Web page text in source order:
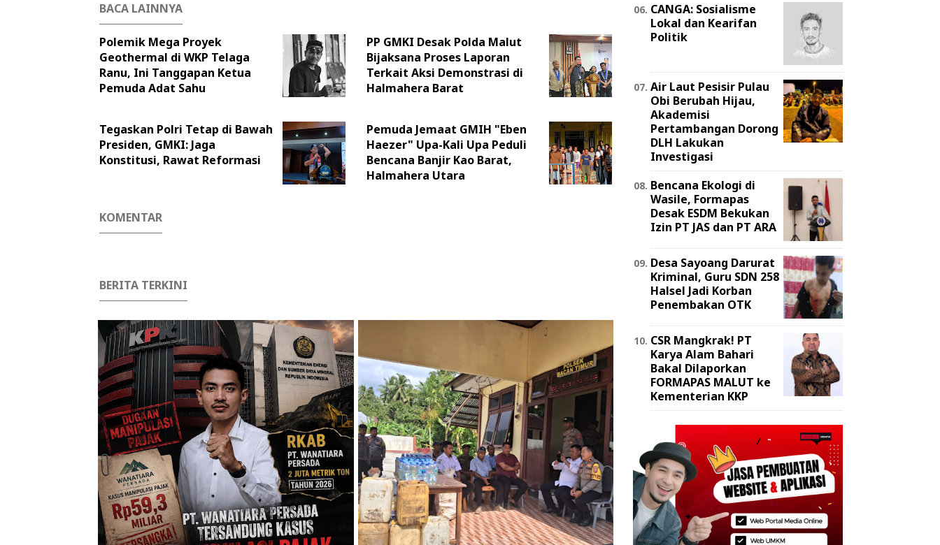
BACA LAINNYA
Polemik Mega Proyek
Geothermal di WKP Telaga
Ranu, Ini Tanggapan Ketua
Pemuda Adat Sahu
PP GMKI Desak Polda Malut
Bijaksana Proses Laporan
Terkait Aksi Demonstrasi di
Halmahera Barat
Tegaskan Polri Tetap di Bawah
Presiden, GMKI: Jaga
Konstitusi, Rawat Reformasi
Pemuda Jemaat GMIH "Eben
Haezer" Upa-Kali Upa Peduli
Bencana Banjir Kao Barat,
Halmahera Utara
KOMENTAR
BERITA TERKINI
CANGA: Sosialisme
Lokal dan Kearifan
Politik
Air Laut Pesisir Pulau
Obi Berubah Hijau,
Akademisi
Pertambangan Dorong
DLH Lakukan
Investigasi
Bencana Ekologi di
Wasile, Formapas
Desak ESDM Bekukan
Izin PT JAS dan PT ARA
Desa Sayoang Darurat
Kriminal, Guru SDN 258
Halsel Jadi Korban
Penembakan OTK
‎CSR Mangkrak! PT
Karya Alam Bahari
Bakal Dilaporkan
FORMAPAS MALUT ke
Kementerian KKP